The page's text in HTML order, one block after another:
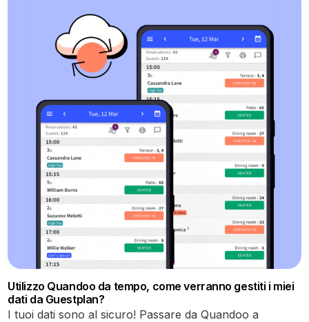
Utilizzo Quandoo da tempo, come verranno gestiti i miei
dati da Guestplan?
I tuoi dati sono al sicuro! Passare da Quandoo a